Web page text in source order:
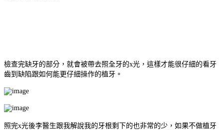
檢查完缺牙的部分，就會被帶去照全牙的x光，這樣才能很仔細的看牙
齒到缺陷跟如何能更仔細操作的植牙。
照完x光後李醫生跟我解說我的牙根剩下的也非常的少，如果不做植牙